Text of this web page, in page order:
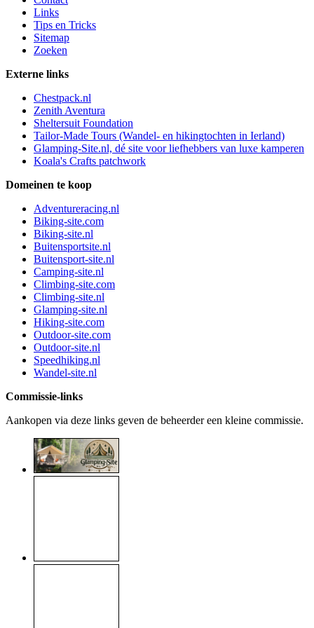
Links
Tips en Tricks
Sitemap
Zoeken
Externe links
Chestpack.nl
Zenith Aventura
Sheltersuit Foundation
Tailor-Made Tours (Wandel- en hikingtochten in Ierland)
Glamping-Site.nl, dé site voor liefhebbers van luxe kamperen
Koala's Crafts patchwork
Domeinen te koop
Adventureracing.nl
Biking-site.com
Biking-site.nl
Buitensportsite.nl
Buitensport-site.nl
Camping-site.nl
Climbing-site.com
Climbing-site.nl
Glamping-site.nl
Hiking-site.com
Outdoor-site.com
Outdoor-site.nl
Speedhiking.nl
Wandel-site.nl
Commissie-links
Aankopen via deze links geven de beheerder een kleine commissie.